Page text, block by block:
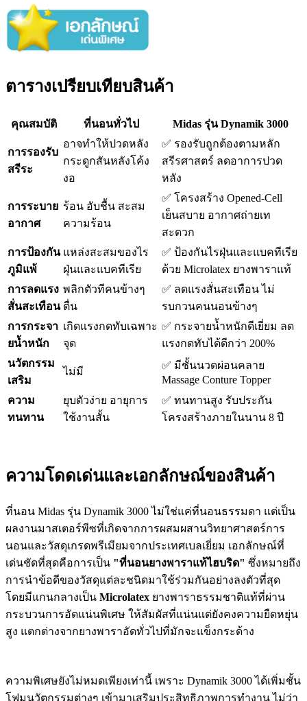
ตารางเปรียบเทียบสินค้า
คุณสมบัติ ที่นอนทั่วไป Midas รุ่น Dynamik 3000
การรองรับ
สรีระ
อาจทำให้ปวดหลัง
กระดูกสันหลังโค้ง
งอ
✅ รองรับถูกต้องตามหลัก
สรีรศาสตร์ ลดอาการปวด
หลัง
การระบาย
อากาศ
ร้อน อับชื้น สะสม
ความร้อน
✅ โครงสร้าง Opened-Cell
เย็นสบาย อากาศถ่ายเท
สะดวก
การป้องกัน
ภูมิแพ้
แหล่งสะสมของไร
ฝุ่นและแบคทีเรีย
✅ ป้องกันไรฝุ่นและแบคทีเรีย
ด้วย Microlatex ยางพาราแท้
การลดแรง
สั่นสะเทือน
พลิกตัวทีคนข้างๆ
ตื่น
✅ ลดแรงสั่นสะเทือน ไม่
รบกวนคนนอนข้างๆ
การกระจา
ยน้ำหนัก
เกิดแรงกดทับเฉพาะ
จุด
✅ กระจายน้ำหนักดีเยี่ยม ลด
แรงกดทับได้ดีกว่า 200%
นวัตกรรม
เสริม
ไม่มี
✅ มีชั้นนวดผ่อนคลาย
Massage Conture Topper
ความ
ทนทาน
ยุบตัวง่าย อายุการ
ใช้งานสั้น
✅ ทนทานสูง รับประกัน
โครงสร้างภายในนาน 8 ปี
ความโดดเด่นและเอกลักษณ์ของสินค้า
ที่นอน Midas รุ่น Dynamik 3000 ไม่ใช่แค่ที่นอนธรรมดา แต่เป็น
ผลงานมาสเตอร์พีซที่เกิดจากการผสมผสานวิทยาศาสตร์การ
นอนและวัสดุเกรดพรีเมียมจากประเทศเบลเยี่ยม เอกลักษณ์ที่
เด่นชัดที่สุดคือการเป็น "ที่นอนยางพาราแท้ไฮบริด" ซึ่งหมายถึง
การนำข้อดีของวัสดุแต่ละชนิดมาใช้ร่วมกันอย่างลงตัวที่สุด
โดยมีแกนกลางเป็น Microlatex ยางพาราธรรมชาติแท้ที่ผ่าน
กระบวนการอัดแน่นพิเศษ ให้สัมผัสที่แน่นแต่ยังคงความยืดหยุ่น
สูง แตกต่างจากยางพาราอัดทั่วไปที่มักจะแข็งกระด้าง
ความพิเศษยังไม่หมดเพียงเท่านี้ เพราะ Dynamik 3000 ได้เพิ่มชั้น
โฟมนวัตกรรมต่างๆ เข้ามาเสริมประสิทธิภาพการทำงาน ไม่ว่า